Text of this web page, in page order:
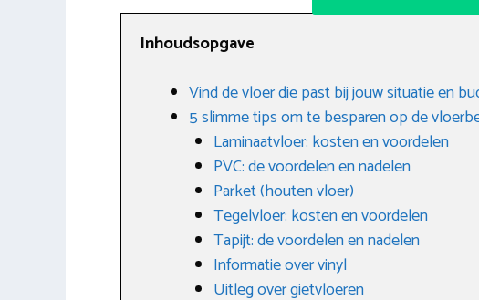
Inhoudsopgave
Vind de vloer die past bij jouw situatie en
5 slimme tips om te besparen op de
Laminaatvloer: kosten en voordelen
PVC: de voordelen en nadelen
Parket (houten vloer)
Tegelvloer: kosten en voordelen
Tapijt: de voordelen en nadelen
Informatie over vinyl
Uitleg over gietvloeren